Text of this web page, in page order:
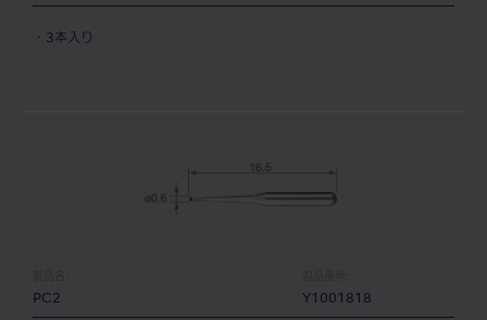
・3本入り
PC2 Y1001818